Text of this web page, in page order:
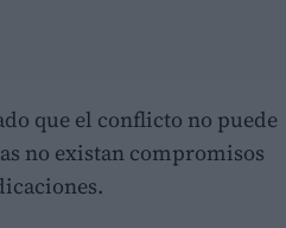
que el conflicto no puede
no existan compromisos